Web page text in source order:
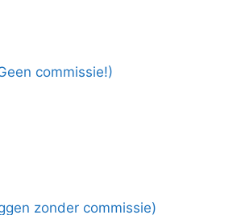
commissie!)
zonder commissie)